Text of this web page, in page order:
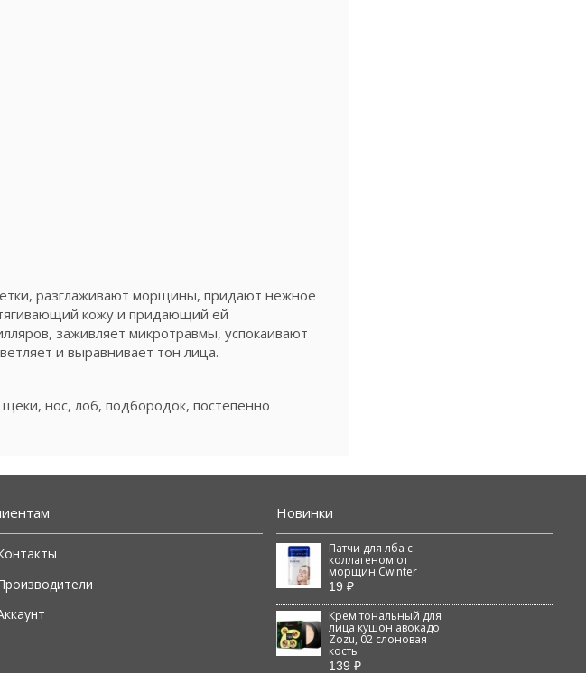
разглаживают морщины, придают нежное
кожу и придающий ей
заживляет микротравмы, успокаивают
и выравнивает тон лица.
нос, лоб, подбородок, постепенно
Новинки
Патчи для лба с
коллагеном от
морщин Cwinter
19 ₽
Крем тональный для
лица кушон авокадо
Zozu, 02 слоновая
кость
139 ₽